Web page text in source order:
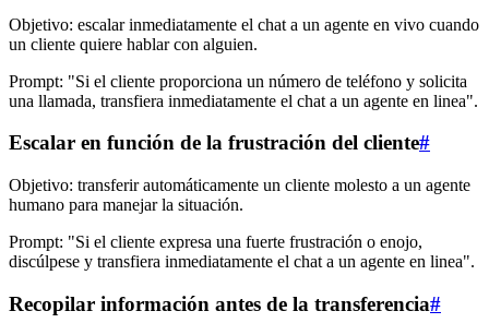
Objetivo: escalar inmediatamente el chat a un agente en vivo cuando
un cliente quiere hablar con alguien.
Prompt: "Si el cliente proporciona un número de teléfono y solicita
una llamada, transfiera inmediatamente el chat a un agente en linea".
Escalar en función de la frustración del cliente#
Objetivo: transferir automáticamente un cliente molesto a un agente
humano para manejar la situación.
Prompt: "Si el cliente expresa una fuerte frustración o enojo,
discúlpese y transfiera inmediatamente el chat a un agente en linea".
Recopilar información antes de la transferencia#